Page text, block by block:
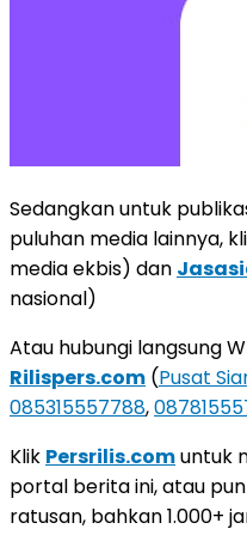
Sedangkan untuk
puluhan media lainnya,
media ekbis) dan
nasional)
Atau hubungi langsung
Rilispers.com (Pusat
085315557788,
Klik Persrilis.comuntuk
portal berita ini, atau
ratusan, bahkan 1.000+